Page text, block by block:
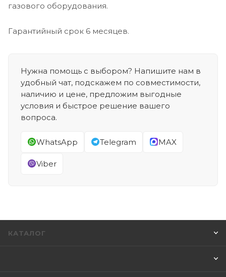
газового оборудования.
Гарантийный срок 6 месяцев.
Нужна помощь с выбором? Напишите нам в
удобный чат, подскажем по совместимости,
наличию и цене, предложим выгодные
условия и быстрое решение вашего
вопроса.
WhatsApp Telegram MAX
Viber
КАТАЛОГ